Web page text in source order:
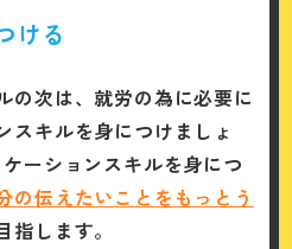
ける
の次は、就労の為に必要に
スキルを身につけましょ
ーションスキルを身につ
の伝えたいことをもっとう
指します。